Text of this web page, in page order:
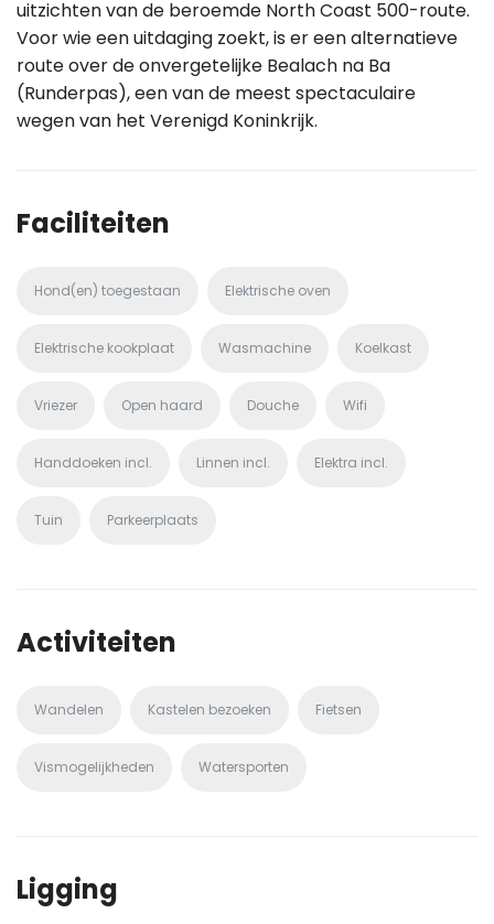
uitzichten van de beroemde North Coast 500-route.
Voor wie een uitdaging zoekt, is er een alternatieve
route over de onvergetelijke Bealach na Ba
(Runderpas), een van de meest spectaculaire
wegen van het Verenigd Koninkrijk.
Faciliteiten
Hond(en) toegestaan Elektrische oven
Elektrische kookplaat Wasmachine Koelkast
Vriezer Open haard Douche Wifi
Handdoeken incl. Linnen incl. Elektra incl.
Tuin Parkeerplaats
Activiteiten
Wandelen Kastelen bezoeken Fietsen
Vismogelijkheden Watersporten
Ligging